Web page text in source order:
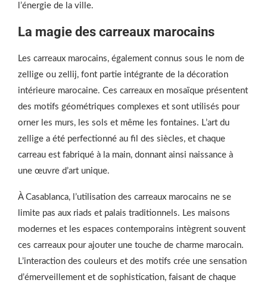
l’énergie de la ville.
La magie des carreaux marocains
Les carreaux marocains, également connus sous le nom de
zellige ou zellij, font partie intégrante de la décoration
intérieure marocaine. Ces carreaux en mosaïque présentent
des motifs géométriques complexes et sont utilisés pour
orner les murs, les sols et même les fontaines. L’art du
zellige a été perfectionné au fil des siècles, et chaque
carreau est fabriqué à la main, donnant ainsi naissance à
une œuvre d’art unique.
À Casablanca, l’utilisation des carreaux marocains ne se
limite pas aux riads et palais traditionnels. Les maisons
modernes et les espaces contemporains intègrent souvent
ces carreaux pour ajouter une touche de charme marocain.
L’interaction des couleurs et des motifs crée une sensation
d’émerveillement et de sophistication, faisant de chaque